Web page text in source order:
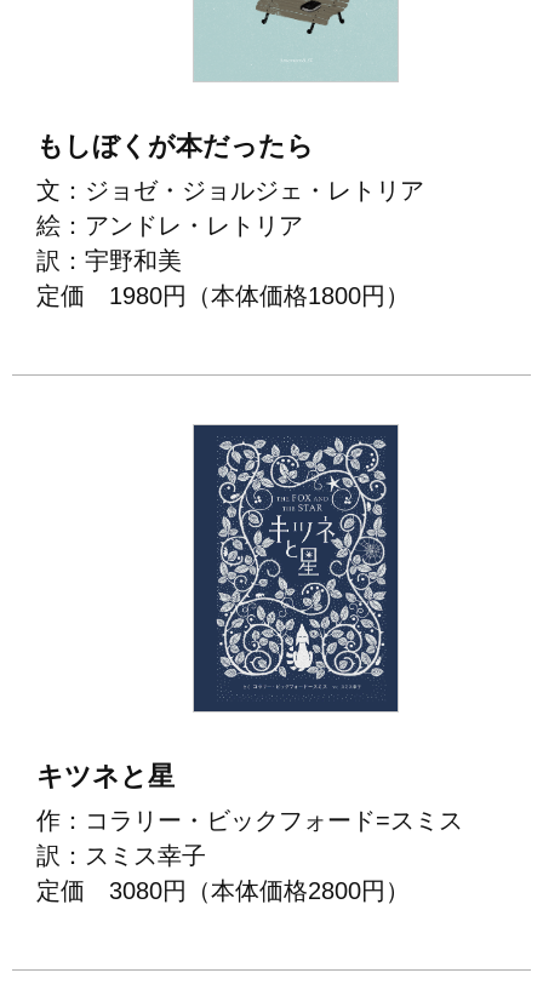
もしぼくが本だったら
文：ジョゼ・ジョルジェ・レトリア
絵：アンドレ・レトリア
訳：宇野和美
定価 1980円（本体価格1800円）
キツネと星
作：コラリー・ビックフォード=スミス
訳：スミス幸子
定価 3080円（本体価格2800円）